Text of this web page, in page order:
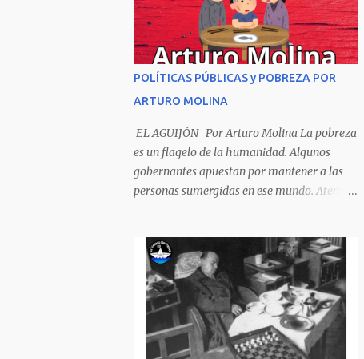
Sombrero encintado y chupa de boda. -
¡Muchacho, no salgas!- le grita mamá pero
él hace un gesto y orondo se va. Halló en el
camino, a un ratón vecino Y le dijo: -¡amigo!-
venga usted conmigo, Visitemos juntos a
doña ratona Y habrá francachela y habrá
comilona. A poco llegaron, y avanza ratón,
Estírase el cuello, coge el aldabón, Da dos o
tres golpes, preguntan: ¿quién es? -Yo doña
ratona, beso a usted los pies ¿Está usted en
algodón, pero eso no importa; bienvenidos
son. Se hicieron la venia, se dieron la mano, Y
dice Rat...
POLÍTICAS PÚBLICAS y POBREZA POR
ARTURO MOLINA
EL AGUIJÓN Por Arturo Molina La pobreza
es un flagelo de la humanidad. Algunos
gobernantes apuestan por mantener a las
personas sumergidas en ese mundo. Atentan
elude la política pública que cimiente las
bases para minimizar el impacto negativo
en el desarrollo de los países. Desarrollados,
sub desarrollados, atrasados y como se les
quiera llamar, son parte de un escenario
donde se conjuga el poder y el control en